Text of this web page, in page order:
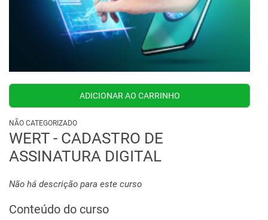
NÃO CATEGORIZADO
WERT - CADASTRO DE
ASSINATURA DIGITAL
Não há descrição para este curso
Conteúdo do curso